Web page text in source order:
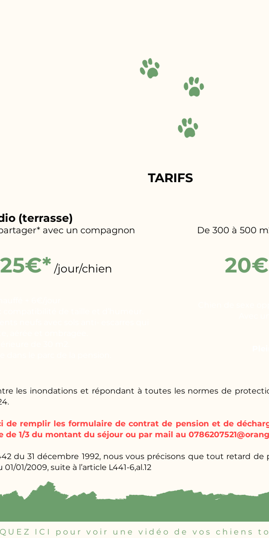
TARIFS
(terrasse)
avec un compagnon
25€* /jour/chien
De 300 à 500
les inondations et répondant à toutes les normes de
de remplir les formulaire de contrat de pension et de
de 1/3 du montant du séjour ou par mail au
du 31 décembre 1992, nous vous précisons que tout retard
01/2009, suite à l’article L441-6,al.12
ICI pour voir une vidéo de vos chiens